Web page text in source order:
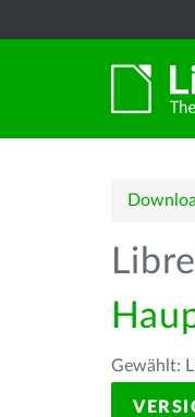
Gewählt: